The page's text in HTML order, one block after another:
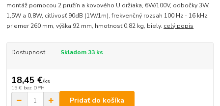
montáž pomocou 2 pružín a kovového U držiaka, 6W/100V, odbočky 3W,
1,5W a 0,8W, citlivosť 90dB (1W/1m), frekvenčný rozsah 100 Hz - 16 kHz,
priemer 260 mm, výška 92 mm, hmotnosť 0,82 kg, biely. celý popis
Dostupnosť Skladom 33 ks
18,45 €/ks
15 € bez DPH
Pridať do košíka